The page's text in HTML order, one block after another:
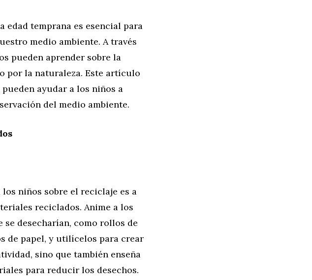
edad temprana es esencial para
medio ambiente. A través
pueden aprender sobre la
por la naturaleza. Este artículo
ayudar a los niños a
del medio ambiente.
niños sobre el reciclaje es a
reciclados. Anime a los
desecharían, como rollos de
de papel, y utilícelos para crear
sino que también enseña
para reducir los desechos.